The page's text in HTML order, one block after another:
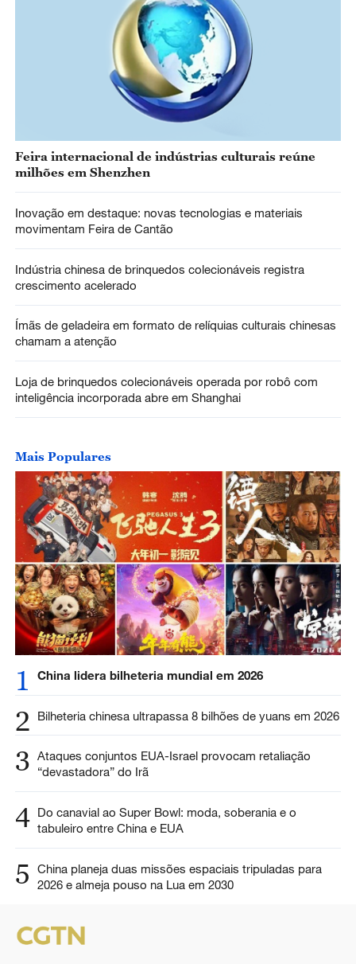
Feira internacional de indústrias culturais reúne
milhões em Shenzhen
Inovação em destaque: novas tecnologias e materiais
movimentam Feira de Cantão
Indústria chinesa de brinquedos colecionáveis registra
crescimento acelerado
Ímãs de geladeira em formato de relíquias culturais chinesas
chamam a atenção
Loja de brinquedos colecionáveis operada por robô com
inteligência incorporada abre em Shanghai
Mais Populares
1 China lidera bilheteria mundial em 2026
2 Bilheteria chinesa ultrapassa 8 bilhões de yuans em 2026
3 Ataques conjuntos EUA-Israel provocam retaliação
“devastadora” do Irã
4 Do canavial ao Super Bowl: moda, soberania e o
tabuleiro entre China e EUA
5
China planeja duas missões espaciais tripuladas para
2026 e almeja pouso na Lua em 2030